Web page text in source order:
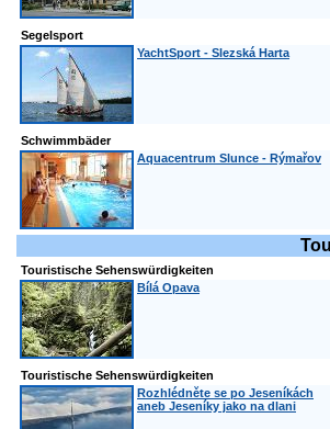
Segelsport
YachtSport - Slezská Harta
Schwimmbäder
Aquacentrum Slunce - Rýmařov
Touristische Sehenswürdigkeiten
Bílá Opava
Touristische Sehenswürdigkeiten
Rozhlédněte se po Jeseníkách
aneb Jeseníky jako na dlani